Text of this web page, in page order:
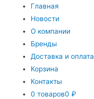
Главная
Новости
О компании
Бренды
Доставка и оплата
Корзина
Контакты
0 товаров0 ₽